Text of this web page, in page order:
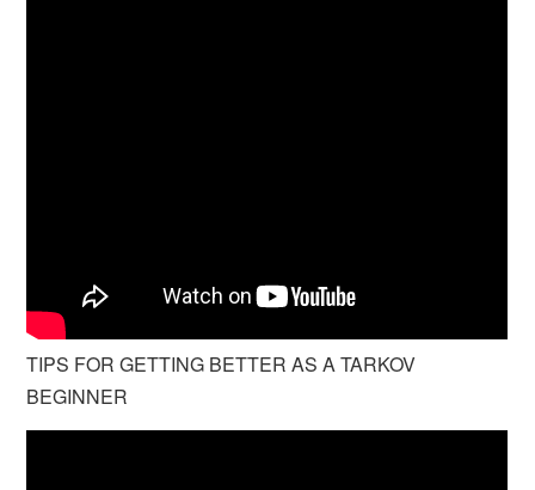
TIPS FOR GETTING BETTER AS A TARKOV
BEGINNER